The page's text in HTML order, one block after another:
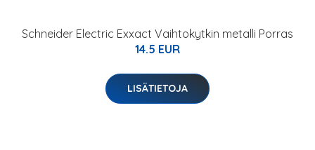
Schneider Electric Exxact Vaihtokytkin metalli Porras
14.5 EUR
LISÄTIETOJA